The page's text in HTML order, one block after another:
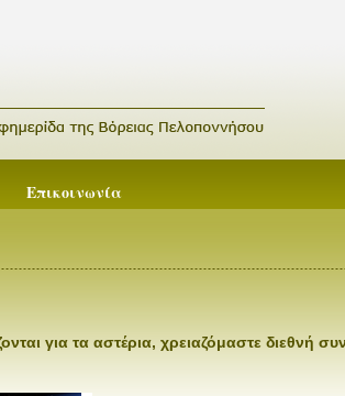
Επικοινωνία
για τα αστέρια, χρειαζόμαστε διεθνή